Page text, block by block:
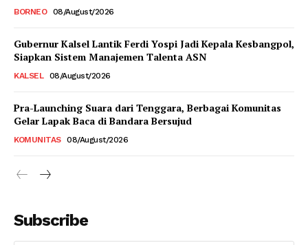
BORNEO 08/August/2026
Gubernur Kalsel Lantik Ferdi Yospi Jadi Kepala Kesbangpol,
Siapkan Sistem Manajemen Talenta ASN
KALSEL 08/August/2026
Pra-Launching Suara dari Tenggara, Berbagai Komunitas
Gelar Lapak Baca di Bandara Bersujud
KOMUNITAS 08/August/2026
Subscribe